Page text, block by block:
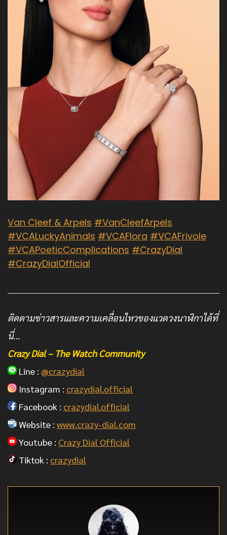
Van Cleef & Arpels #VanCleefArpels
#VCALuckyAnimals #VCAFlora #VCAFrivole
#VCAPoeticComplications #CrazyDial
#CrazyDialOfficial
ติดตามข่าวสารและความเคลื่อนไหวของแวดวงนาฬิกาได้ที่
นี่…
Crazy Dial – The Watch Community
Line : @crazydial
Instagram : crazydial.official
Facebook : crazydial.official
Website : www.crazy-dial.com
Youtube : Crazy Dial Official
Tiktok : crazydial